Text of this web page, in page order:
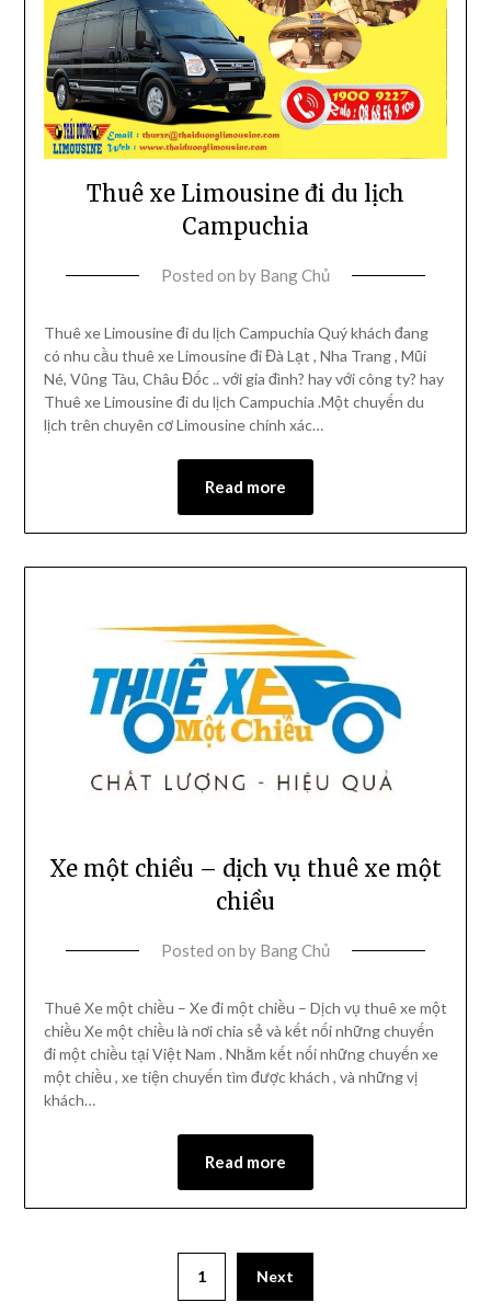
Thuê xe Limousine đi du lịch
Campuchia
Posted on by Bang Chủ
Thuê xe Limousine đi du lịch Campuchia Quý khách đang
có nhu cầu thuê xe Limousine đi Đà Lạt , Nha Trang , Mũi
Né, Vũng Tàu, Châu Đốc .. với gia đình? hay với công ty? hay
Thuê xe Limousine đi du lịch Campuchia .Một chuyến du
lịch trên chuyên cơ Limousine chính xác…
Read more
Xe một chiều – dịch vụ thuê xe một
chiều
Posted on by Bang Chủ
Thuê Xe một chiều – Xe đi một chiều – Dịch vụ thuê xe một
chiều Xe một chiều là nơi chia sẻ và kết nối những chuyến
đi một chiều tại Việt Nam . Nhằm kết nối những chuyến xe
một chiều , xe tiện chuyến tìm được khách , và những vị
khách…
Read more
1 Next